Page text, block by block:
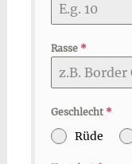
Rasse *
Geschlecht *
Rüde